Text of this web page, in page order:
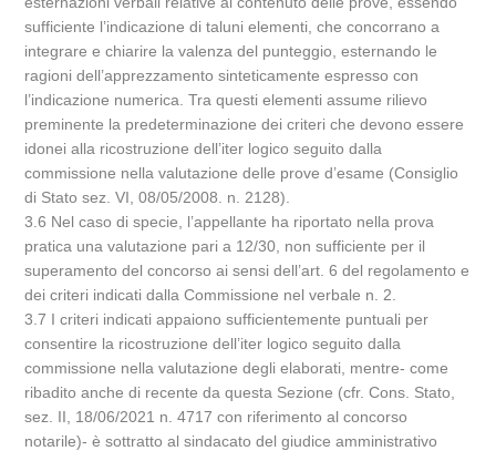
sufficiente l’indicazione di taluni elementi, che concorrano a
integrare e chiarire la valenza del punteggio, esternando le
ragioni dell’apprezzamento sinteticamente espresso con
l’indicazione numerica. Tra questi elementi assume rilievo
preminente la predeterminazione dei criteri che devono essere
idonei alla ricostruzione dell’iter logico seguito dalla
commissione nella valutazione delle prove d’esame (Consiglio
di Stato sez. VI, 08/05/2008. n. 2128).
3.6 Nel caso di specie, l’appellante ha riportato nella prova
pratica una valutazione pari a 12/30, non sufficiente per il
superamento del concorso ai sensi dell’art. 6 del regolamento e
dei criteri indicati dalla Commissione nel verbale n. 2.
3.7 I criteri indicati appaiono sufficientemente puntuali per
consentire la ricostruzione dell’iter logico seguito dalla
commissione nella valutazione degli elaborati, mentre- come
ribadito anche di recente da questa Sezione (cfr. Cons. Stato,
sez. II, 18/06/2021 n. 4717 con riferimento al concorso
notarile)- è sottratto al sindacato del giudice amministrativo